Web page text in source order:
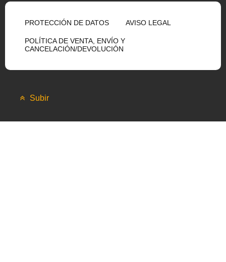
PROTECCIÓN DE DATOS AVISO LEGAL
POLÍTICA DE VENTA, ENVÍO Y
CANCELACIÓN/DEVOLUCIÓN
Subir